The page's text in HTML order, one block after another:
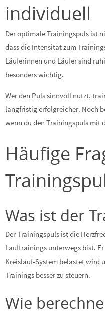
individuell
Der optimale Trainingspuls ist
dass die Intensität zum
Läuferinnen und Läufer sind
besonders wichtig.
Wer den Puls sinnvoll nutzt,
langfristig erfolgreicher. Noch
wenn du den Trainingspuls mit
Häufige
Was ist der
Der Trainingspuls ist die
Lauftrainings unterwegs bist.
Kreislauf-System belastet wird
Trainings besser zu steuern.
Wie